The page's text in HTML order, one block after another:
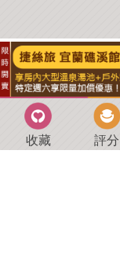
收藏 評分